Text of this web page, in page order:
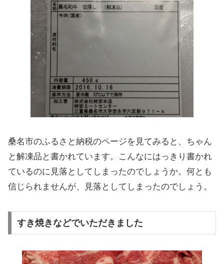
桑名市のふるさと納税のページを見てみると、ちゃん
と解凍品と書かれています。こんなにはっきり書かれ
ているのに見落としてしまったのでしょうか。何とも
信じられませんが、見落としてしまったのでしょう。
すき焼きなどでいただきました